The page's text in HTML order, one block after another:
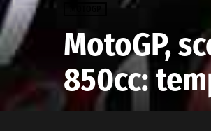
MotoGP,
850cc: